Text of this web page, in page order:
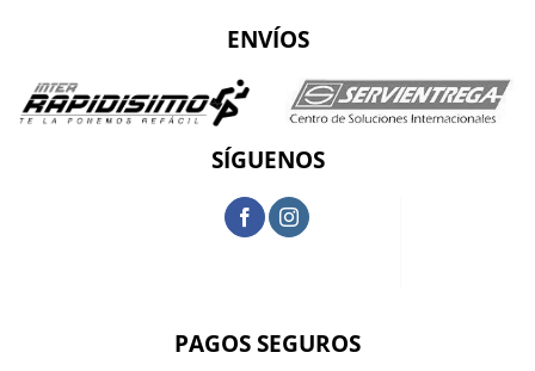
ENVÍOS
SÍGUENOS
PAGOS SEGUROS